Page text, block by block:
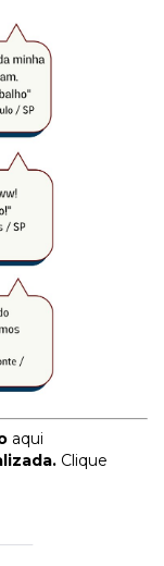
aqui
Clique